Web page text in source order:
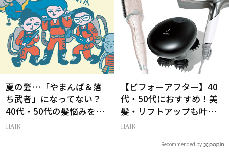
夏の髪…「やまんば＆落
ち武者」になってない？
40代・50代の髪悩みをレ
スキューする裏ワザ
HAIR
【ビフォーアフター】40
代・50代におすすめ！美
髪・リフトアップも叶う
最新ヘアケア家電3選
HAIR
Recommended by